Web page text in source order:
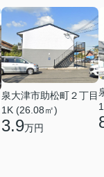
泉大津市助松町２丁目
1K (26.08㎡)
3.9万円